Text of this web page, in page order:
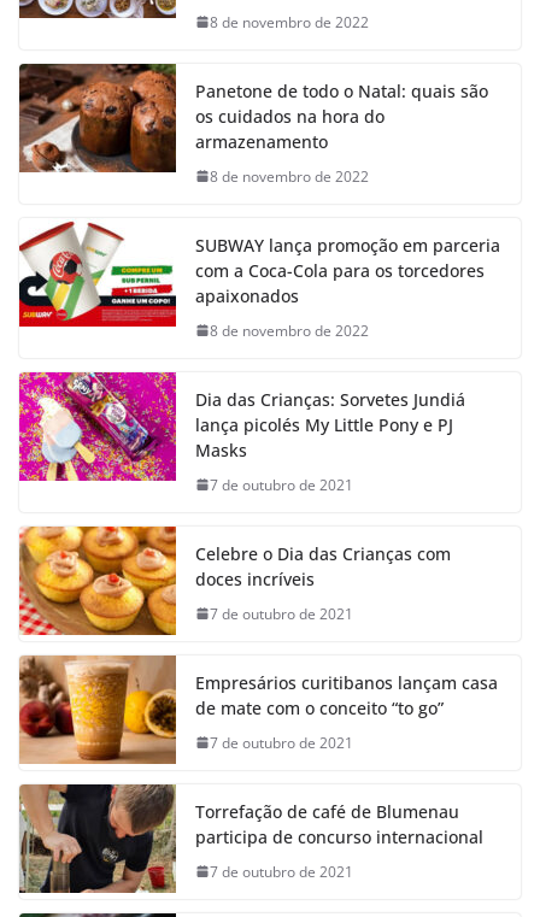
8 de novembro de 2022
Panetone de todo o Natal: quais são
os cuidados na hora do
armazenamento
8 de novembro de 2022
SUBWAY lança promoção em parceria
com a Coca-Cola para os torcedores
apaixonados
8 de novembro de 2022
Dia das Crianças: Sorvetes Jundiá
lança picolés My Little Pony e PJ
Masks
7 de outubro de 2021
Celebre o Dia das Crianças com
doces incríveis
7 de outubro de 2021
Empresários curitibanos lançam casa
de mate com o conceito “to go”
7 de outubro de 2021
Torrefação de café de Blumenau
participa de concurso internacional
7 de outubro de 2021